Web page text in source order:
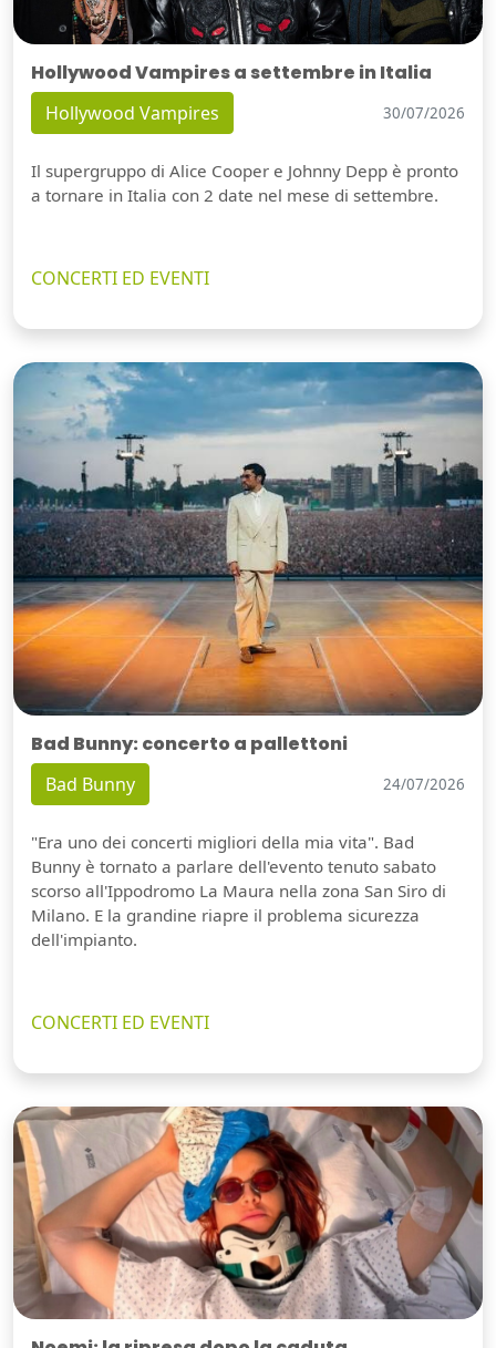
Hollywood Vampires a settembre in Italia
Hollywood Vampires 30/07/2026
Il supergruppo di Alice Cooper e Johnny Depp è pronto
a tornare in Italia con 2 date nel mese di settembre.
CONCERTI ED EVENTI
Bad Bunny: concerto a pallettoni
Bad Bunny 24/07/2026
"Era uno dei concerti migliori della mia vita". Bad
Bunny è tornato a parlare dell'evento tenuto sabato
scorso all'Ippodromo La Maura nella zona San Siro di
Milano. E la grandine riapre il problema sicurezza
dell'impianto.
CONCERTI ED EVENTI